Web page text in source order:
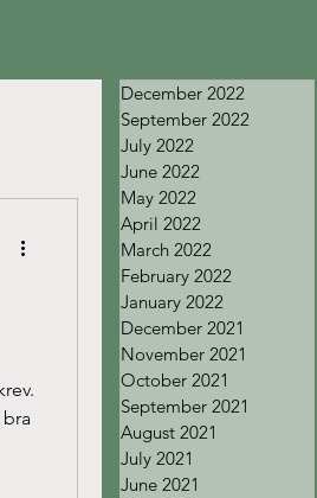
December 2022
September 2022
July 2022
June 2022
May 2022
April 2022
March 2022
February 2022
January 2022
December 2021
November 2021
October 2021
September 2021
August 2021
July 2021
June 2021